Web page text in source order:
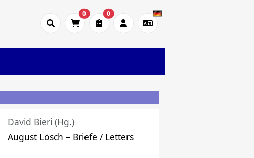
0 0
David Bieri (Hg.)
August Lösch – Briefe / Letters